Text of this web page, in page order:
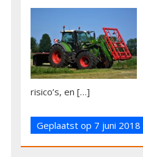
risico’s, en […]
Geplaatst op 7 juni 2018